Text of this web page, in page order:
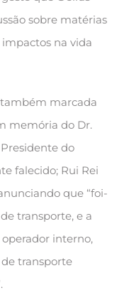
sobre matérias
impactos na vida
marcada
memória do Dr.
do
falecido; Rui Rei
que “foi-
transporte, e a
interno,
transporte